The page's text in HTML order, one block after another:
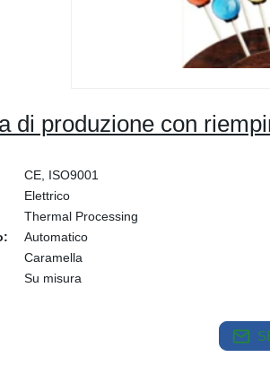
di produzione con
CE, ISO9001
Elettrico
Thermal Processing
Automatico
Caramella
Su misura